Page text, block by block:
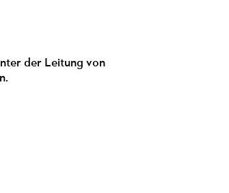
der Leitung von